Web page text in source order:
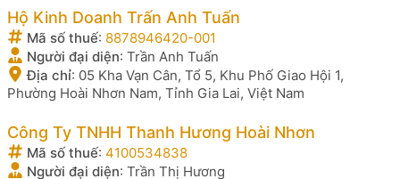
Hộ Kinh Doanh Trấn Anh Tuấn
Mã số thuế: 8878946420-001
Người đại diện: Trần Anh Tuấn
Địa chỉ: 05 Kha Vạn Cân, Tổ 5, Khu Phố Giao Hội 1,
Phường Hoài Nhơn Nam, Tỉnh Gia Lai, Việt Nam
Công Ty TNHH Thanh Hương Hoài Nhơn
Mã số thuế: 4100534838
Người đại diện: Trần Thị Hương